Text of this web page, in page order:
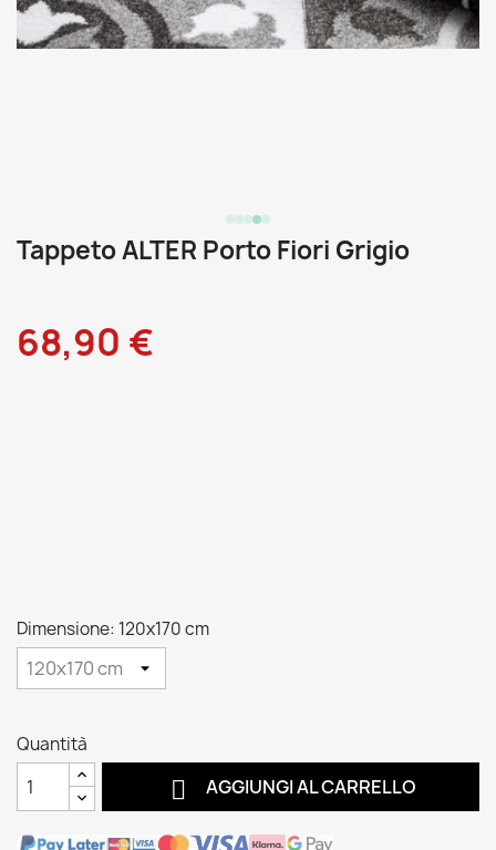
Tappeto ALTER Porto Fiori Grigio
68,90 €
Dimensione: 120x170 cm
Quantità
 AGGIUNGI AL CARRELLO